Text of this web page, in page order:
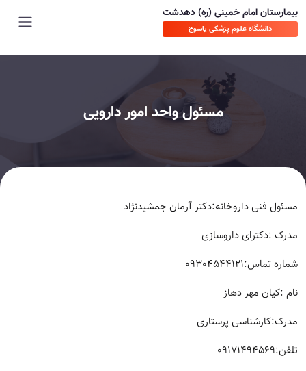
بیمارستان امام خمینی (ره) دهدشت
دانشگاه علوم پزشکی یاسوج
مسئول واحد امور دارویی
مسئول فنی داروخانه:دکتر آرمان جمشیدنژاد
مدرک :دکترای داروسازی
شماره تماس:09304544121
نام :کیان مهر دهاز
مدرک:کارشناسی پرستاری
تلفن:09171494569